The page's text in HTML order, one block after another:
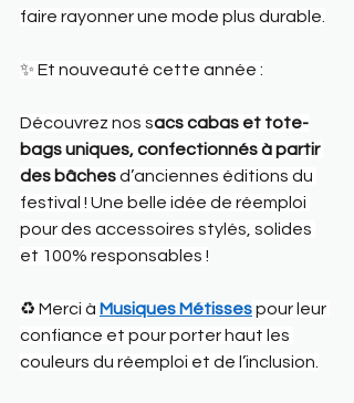
faire rayonner une mode plus durable.
✨ Et nouveauté cette année :
Découvrez nos sacs cabas et tote-
bags uniques, confectionnés à partir
des bâches d’anciennes éditions du
festival ! Une belle idée de réemploi
pour des accessoires stylés, solides
et 100% responsables !
♻️ Merci à Musiques Métisses pour leur
confiance et pour porter haut les
couleurs du réemploi et de l’inclusion.